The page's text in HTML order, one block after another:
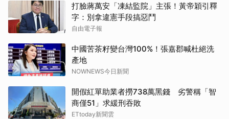
打臉蔣萬安「凍結監院」主張！黃帝穎引釋
字：別拿違憲手段搞惡鬥
自由電子報
中國苦茶籽變台灣100%！張嘉郡喊杜絕洗
產地
NOWNEWS今日新聞
開假紅單助業者撈738萬黑錢 劣警稱「智
商僅51」求緩刑吞敗
ETtoday新聞雲